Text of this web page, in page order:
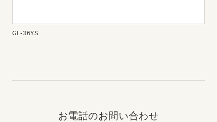
GL-36YS
お電話のお問い合わせ